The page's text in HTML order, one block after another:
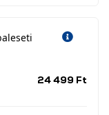
24 499 Ft